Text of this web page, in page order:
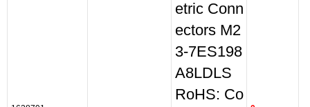
etric Conn
ectors M2
3-7ES198
A8LDLS
RoHS: Co